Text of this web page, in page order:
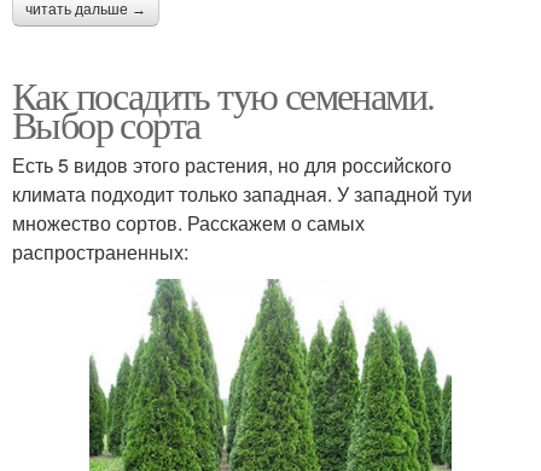
читать дальше →
Как посадить тую семенами.
Выбор сорта
Есть 5 видов этого растения, но для российского
климата подходит только западная. У западной туи
множество сортов. Расскажем о самых
распространенных: